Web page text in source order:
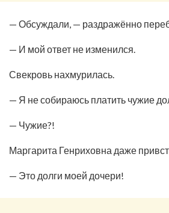
— Обсуждали, — раздражённо
— И мой ответ не изменился.
Свекровь нахмурилась.
— Я не собираюсь платить чужие
— Чужие?!
Маргарита Генриховна даже
— Это долги моей дочери!